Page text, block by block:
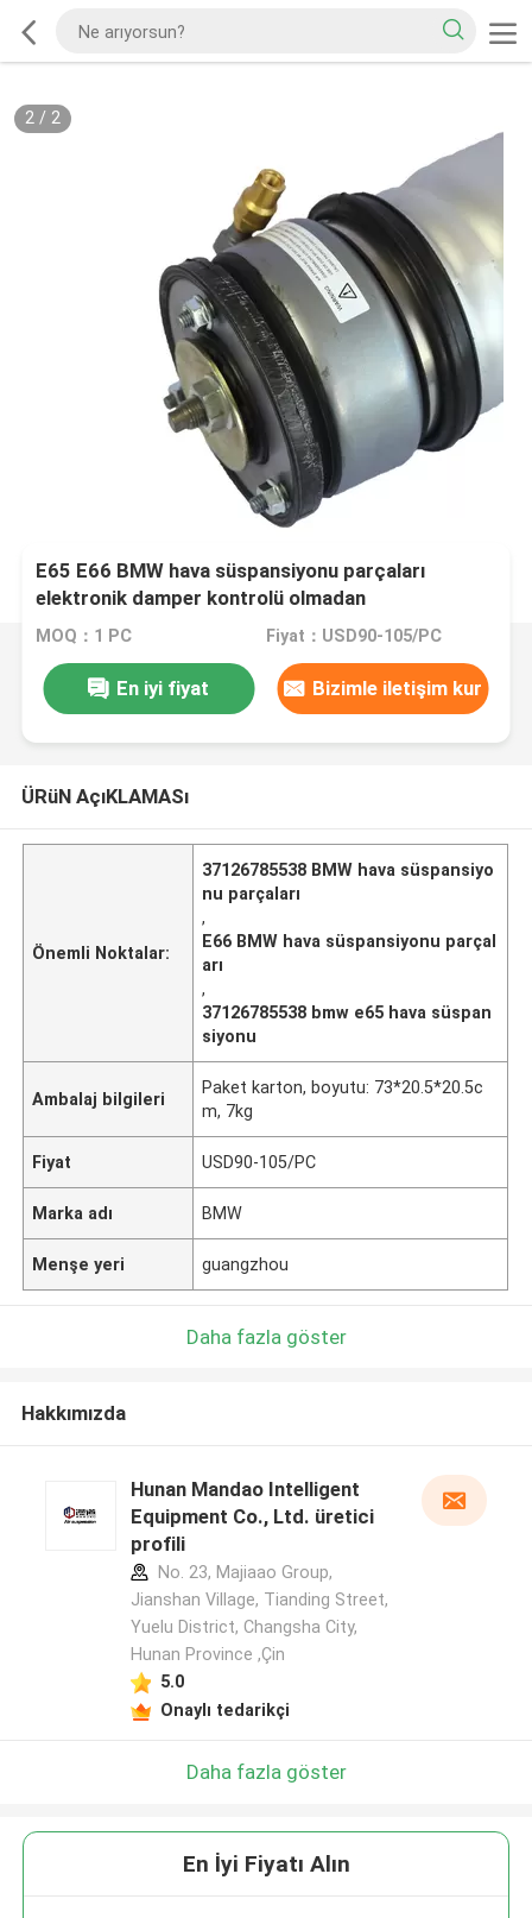
2/ 2
E65 E66 BMW hava süspansiyonu parçaları
elektronik damper kontrolü olmadan
37126785538
MOQ：1 PC Fiyat：USD90-105/PC
En iyi fiyat Bizimle iletişim kur
ÜRüN AçıKLAMASı
Önemli Noktalar:
37126785538 BMW hava süspansiyo
nu parçaları
,
E66 BMW hava süspansiyonu parçal
arı
,
37126785538 bmw e65 hava süspan
siyonu
Ambalaj bilgileri
Paket karton, boyutu: 73*20.5*20.5c
m, 7kg
Fiyat USD90-105/PC
Marka adı BMW
Menşe yeri guangzhou
Daha fazla göster
Hakkımızda
Hunan Mandao Intelligent
Equipment Co., Ltd. üretici
profili
No. 23, Majiaao Group,
Jianshan Village, Tianding Street,
Yuelu District, Changsha City,
Hunan Province ,Çin
5.0
Onaylı tedarikçi
Daha fazla göster
En İyi Fiyatı Alın